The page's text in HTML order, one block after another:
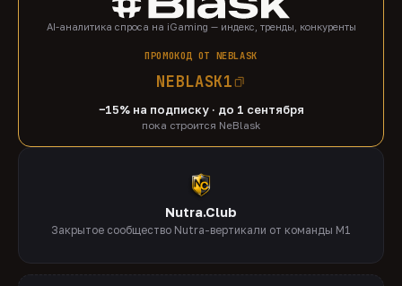
AI-аналитика спроса на iGaming — индекс, тренды, конкуренты
ПРОМОКОД ОТ NEBLASK
NEBLASK1
−15% на подписку · до 1 сентября
пока строится NeBlask
Nutra.Club
Закрытое сообщество Nutra-вертикали от команды M1